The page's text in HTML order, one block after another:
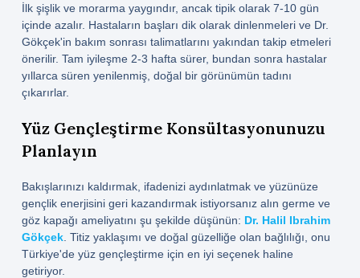
İlk şişlik ve morarma yaygındır, ancak tipik olarak 7-10 gün
içinde azalır. Hastaların başları dik olarak dinlenmeleri ve Dr.
Gökçek'in bakım sonrası talimatlarını yakından takip etmeleri
önerilir. Tam iyileşme 2-3 hafta sürer, bundan sonra hastalar
yıllarca süren yenilenmiş, doğal bir görünümün tadını
çıkarırlar.
Yüz Gençleştirme Konsültasyonunuzu
Planlayın
Bakışlarınızı kaldırmak, ifadenizi aydınlatmak ve yüzünüze
gençlik enerjisini geri kazandırmak istiyorsanız alın germe ve
göz kapağı ameliyatını şu şekilde düşünün: Dr. Halil Ibrahim
Gökçek. Titiz yaklaşımı ve doğal güzelliğe olan bağlılığı, onu
Türkiye'de yüz gençleştirme için en iyi seçenek haline
getiriyor.